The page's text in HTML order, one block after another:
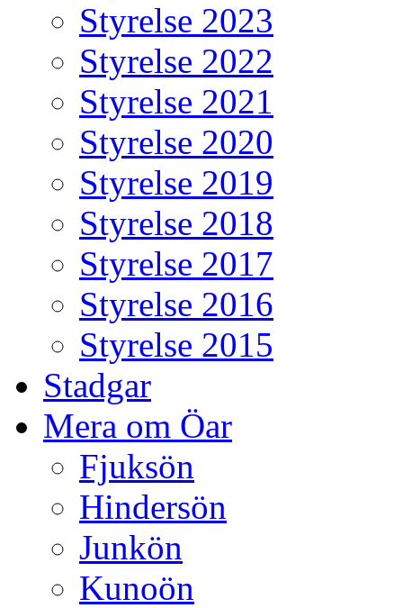
Styrelse 2023
Styrelse 2022
Styrelse 2021
Styrelse 2020
Styrelse 2019
Styrelse 2018
Styrelse 2017
Styrelse 2016
Styrelse 2015
Stadgar
Mera om Öar
Fjuksön
Hindersön
Junkön
Kunoön